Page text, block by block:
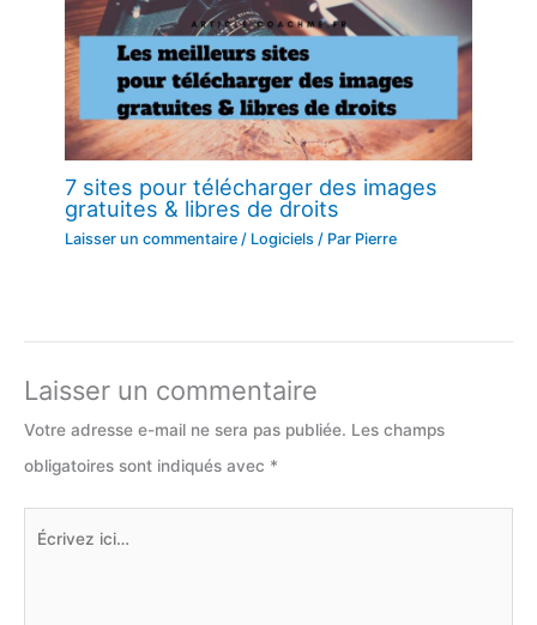
7 sites pour télécharger des images
gratuites & libres de droits
Laisser un commentaire / Logiciels / Par Pierre
Laisser un commentaire
Votre adresse e-mail ne sera pas publiée. Les champs
obligatoires sont indiqués avec *